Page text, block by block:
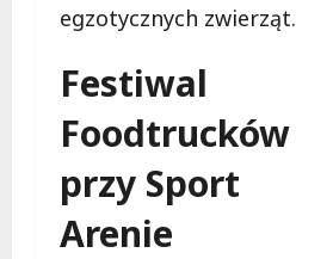
egzotycznych zwierząt.
Festiwal
Foodtrucków
przy Sport
Arenie